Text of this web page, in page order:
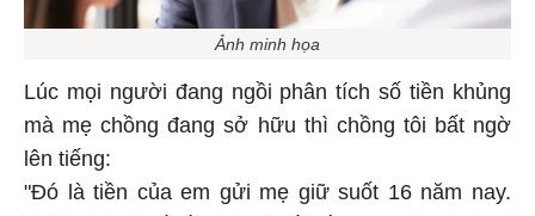
Ảnh minh họa
Lúc mọi người đang ngồi phân tích số tiền khủng
mà mẹ chồng đang sở hữu thì chồng tôi bất ngờ
lên tiếng:
"Đó là tiền của em gửi mẹ giữ suốt 16 năm nay.